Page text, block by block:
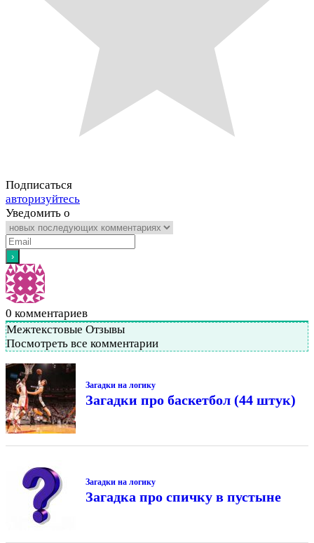
Подписаться
авторизуйтесь
Уведомить о
0 комментариев
Межтекстовые Отзывы
Посмотреть все комментарии
Загадки на логику
Загадки про баскетбол (44 штук)
Загадки на логику
Загадка про спичку в пустыне